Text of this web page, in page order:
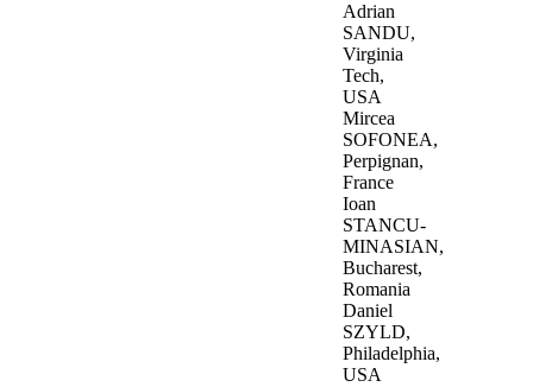
Adrian
SANDU,
Virginia
Tech,
USA
Mircea
SOFONEA,
Perpignan,
France
Ioan
STANCU-
MINASIAN,
Bucharest,
Romania
Daniel
SZYLD,
Philadelphia,
USA